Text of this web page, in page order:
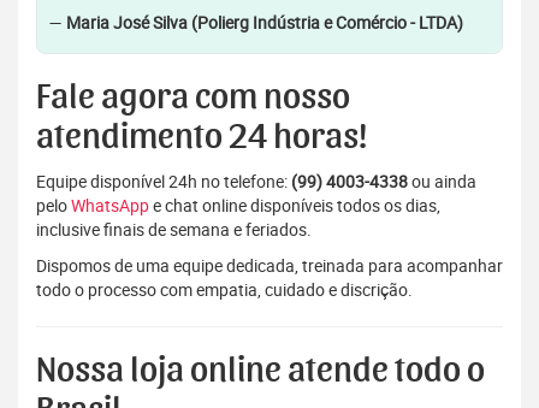
— Maria José Silva (Polierg Indústria e Comércio - LTDA)
Fale agora com nosso
atendimento 24 horas!
Equipe disponível 24h no telefone: (99) 4003-4338ou ainda
peloWhatsAppe chat online disponíveis todos os dias,
inclusive finais de semana e feriados.
Dispomos de uma equipe dedicada, treinada para acompanhar
todo o processo com empatia, cuidado e discrição.
Nossa loja online atende todo o